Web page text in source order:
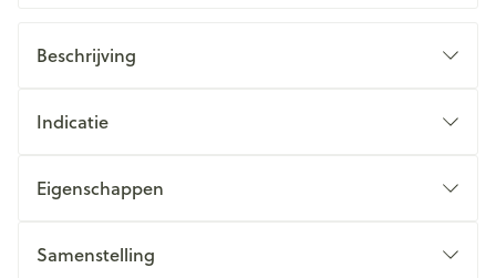
Beschrijving
Indicatie
Eigenschappen
Samenstelling